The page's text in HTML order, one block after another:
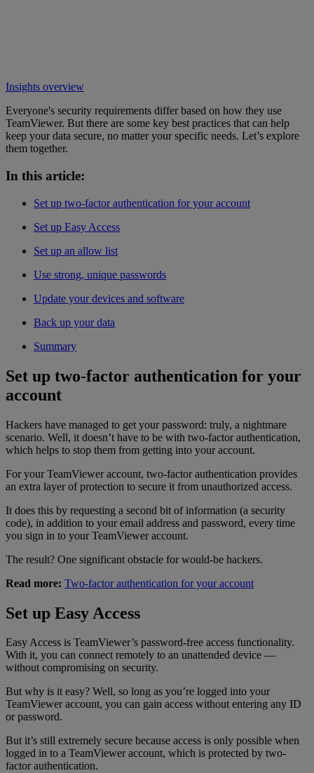
Insights overview
Everyone's security requirements differ based on how they use
TeamViewer. But there are some key best practices that can help
keep your data secure, no matter your specific needs. Let’s explore
them together.
In this article:
Set up two-factor authentication for your account
Set up Easy Access
Set up an allow list
Use strong, unique passwords
Update your devices and software
Back up your data
Summary
Set up two-factor authentication for your
account
Hackers have managed to get your password: truly, a nightmare
scenario. Well, it doesn’t have to be with two-factor authentication,
which helps to stop them from getting into your account.
For your TeamViewer account, two-factor authentication provides
an extra layer of protection to secure it from unauthorized access.
It does this by requesting a second bit of information (a security
code), in addition to your email address and password, every time
you sign in to your TeamViewer account.
The result? One significant obstacle for would-be hackers.
Read more: Two-factor authentication for your account
Set up Easy Access
Easy Access is TeamViewer’s password-free access functionality.
With it, you can connect remotely to an unattended device —
without compromising on security.
But why is it easy? Well, so long as you’re logged into your
TeamViewer account, you can gain access without entering any ID
or password.
But it’s still extremely secure because access is only possible when
logged in to a TeamViewer account, which is protected by two-
factor authentication.